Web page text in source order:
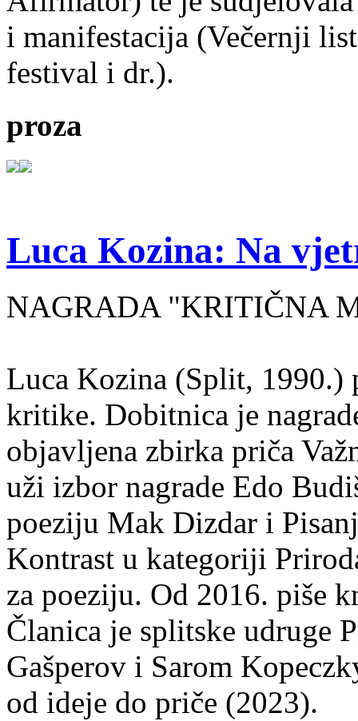
i manifestacija (Večernji
festival i dr.).
proza
Luca Kozina: Na
NAGRADA "KRITIČNA
Luca Kozina (Split, 1990.)
kritike. Dobitnica je
objavljena zbirka priča
uži izbor nagrade Edo
poeziju Mak Dizdar i
Kontrast u kategoriji
za poeziju. Od 2016. piše
Članica je splitske udruge
Gašperov i Sarom
od ideje do priče (2023).